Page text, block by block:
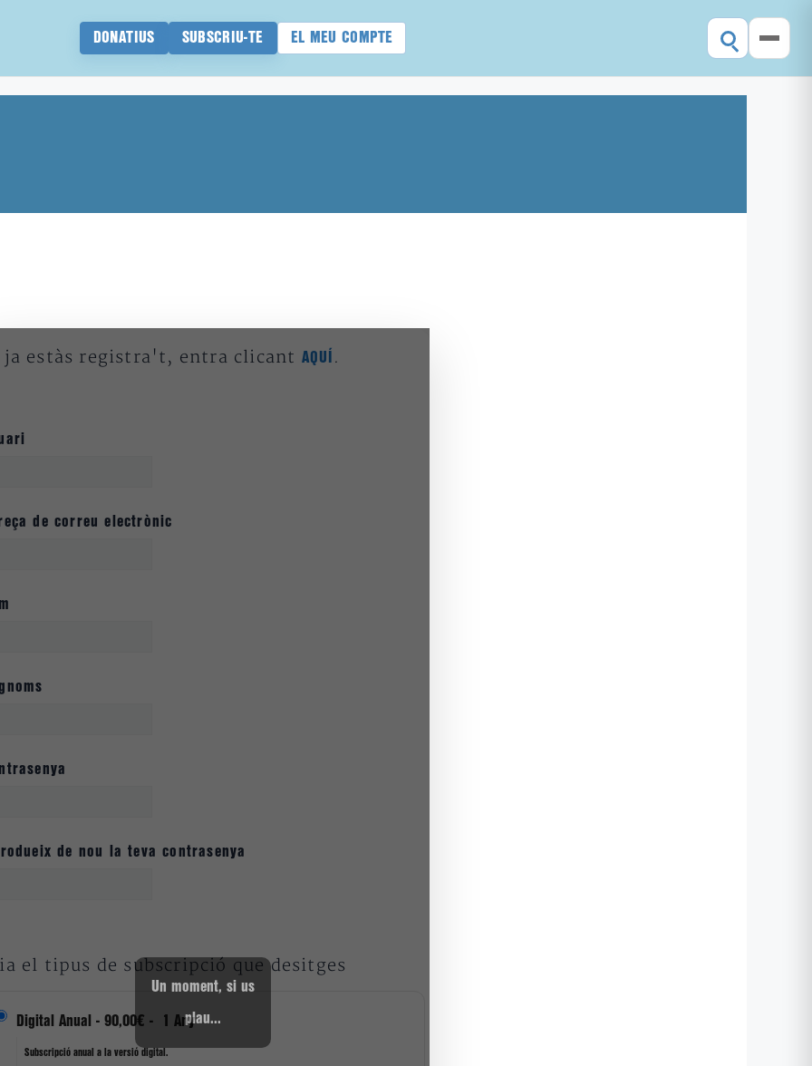
DONATIUS SUBSCRIU-TE EL MEU COMPTE
ja estàs registra't, entra clicant AQUÍ .
de correu electrònic
de nou la teva contrasenya
el tipus de subscripció que desitges
Digital Anual - 90,00€ - 1 Any
Subscripció anual a la versió digital.
Un moment, si us
plau...